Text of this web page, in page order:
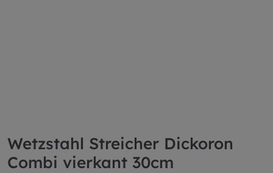
Wetzstahl Streicher Dickoron
Combi vierkant 30cm